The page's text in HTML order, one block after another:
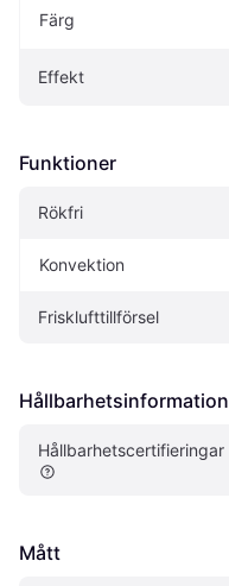
Färg
Effekt
Funktioner
Rökfri
Konvektion
Frisklufttillförsel
Hållbarhetsinformation
Hållbarhetscertifieringar
Mått